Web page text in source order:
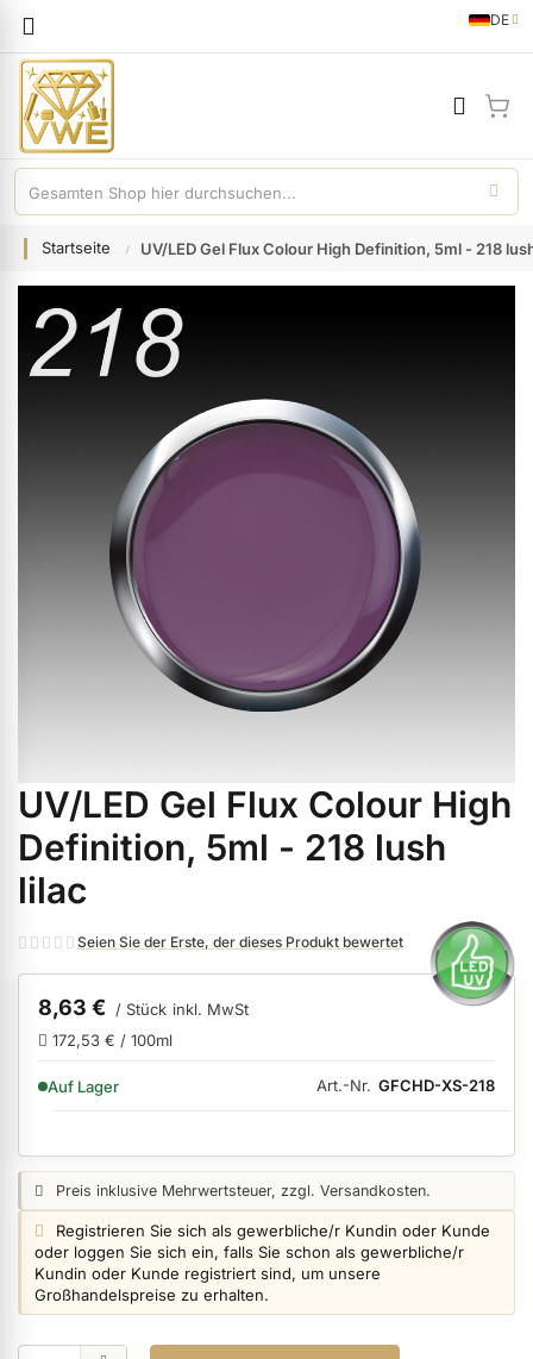
Sprache
DE
German
Weihnachtsmarkt anzeigen
Gel anzeigen
Gel Polish anzeigen
Acryl anzeigen
Nagellack & Flüssigkeiten anzeigen
NailArt anzeigen
Hygiene anzeigen
Skintrix anzeigen
Startseite UV/LED Gel Flux Colour High Definition, 5ml - 218
Ende
der
Zum
Anfang
der
Bildgalerie
UV/LED Gel Flux Colour High
Definition, 5ml - 218 lush
lilac
Seien Sie der Erste, der dieses Produkt bewertet
8,63 € / Stück inkl. MwSt
172,53 € / 100ml
VERFÜGBARKEIT:
Auf Lager Art.-Nr. GFCHD-XS-218
Preisangabe:
Preis inklusive Mehrwertsteuer, zzgl. Versandkosten.
Login info:
Registrieren Sie sich als gewerbliche/r Kundin oder Kunde
oder loggen Sie sich ein, falls Sie schon als gewerbliche/r
Kundin oder Kunde registriert sind, um unsere
Großhandelspreise zu erhalten.